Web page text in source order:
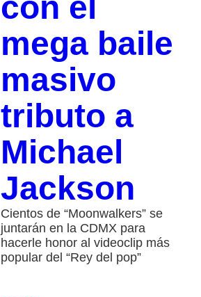
mega baile
masivo
tributo a
Michael
Jackson
Cientos de “Moonwalkers” se
juntarán en la CDMX para
hacerle honor al videoclip más
popular del “Rey del pop”